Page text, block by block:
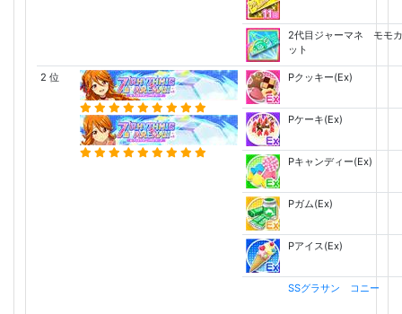
2代目ジャーマネ モモ
ット
2 位 Pクッキー(Ex)
Pケーキ(Ex)
Pキャンディー(Ex)
Pガム(Ex)
Pアイス(Ex)
SSグラサン コニー